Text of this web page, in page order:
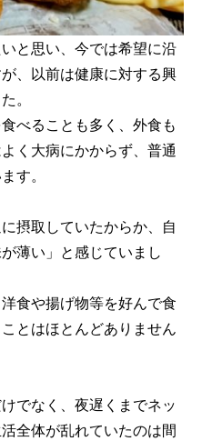
と思い、今では希望に沿
、以前は健康に対する興
。
べることも多く、外食も
く大病にかからず、普通
す。
摂取していたからか、自
薄い」と感じていまし
食や揚げ物等を好んで食
とはほとんどありません
でなく、夜遅くまでネッ
全体が乱れていたのは間